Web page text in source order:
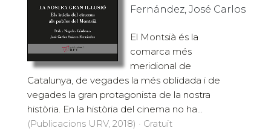
Fernández, José Carlos
El Montsià és la
comarca més
meridional de
Catalunya, de vegades la més oblidada i de
vegades la gran protagonista de la nostra
història. En la història del cinema no ha...
(Publicacions URV, 2018) · Gratuït